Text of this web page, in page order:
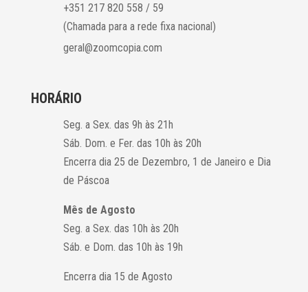
+351 217 820 558 / 59
(Chamada para a rede fixa nacional)
geral@zoomcopia.com
HORÁRIO
Seg. a Sex. das 9h às 21h
Sáb. Dom. e Fer. das 10h às 20h
Encerra dia 25 de Dezembro, 1 de Janeiro e Dia
de Páscoa
Mês de Agosto
Seg. a Sex. das 10h às 20h
Sáb. e Dom. das 10h às 19h
Encerra dia 15 de Agosto